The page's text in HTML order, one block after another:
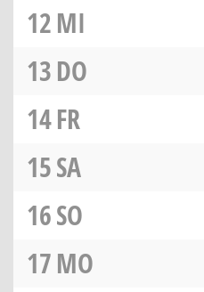
12MI
13DO
14FR
15SA
16SO
17MO